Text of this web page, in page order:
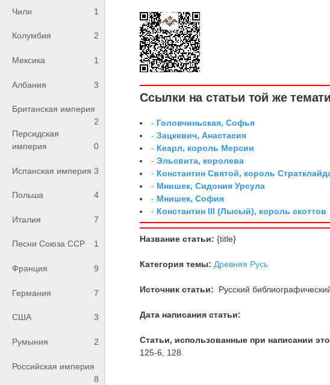
Чили 1
Колумбия 2
Мексика 1
Албания 3
Британская империя
2
Персидская
империя
0
Испанская империя 3
Польша 4
Италия 7
Песни Союза ССР 1
Франция 9
Германия 7
США 3
Румыния 2
Российская империя
8
Ссылки на статьи той же
- Головчиньская, Софья
-Зацкевич, Анастасия
- Кеарл, король Мерсии
-Эльсвита, королева
- Константин Святой, король
- Мнишек, Сидония Урсула
- Мнишек, София
- Константин III (Лысый), король скоттов
Название статьи: {title}
Категория темы: Древняя Русь
Источник статьи: Русский
Дата написания статьи:
Статьи, использованные при написании
125-6, 128.